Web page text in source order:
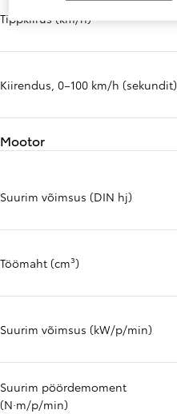
Tippkiirus (km/h)
Kiirendus, 0–100 km/h (sekundit)
Mootor
Suurim võimsus (DIN hj)
Töömaht (cm³)
Suurim võimsus (kW/p/min)
Suurim pöördemoment
(N·m/p/min)